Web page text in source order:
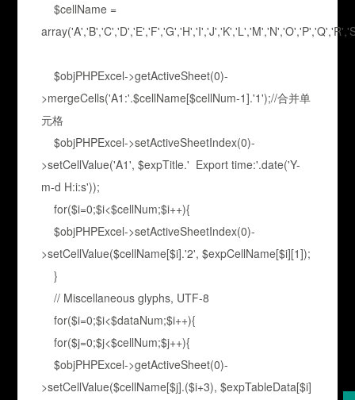
$cellName =
$objPHPExcel->getActiveSheet(0)-
>mergeCells('A1:'.$cellName[$cellNum-1].'1');//合并单
元格
$objPHPExcel->setActiveSheetIndex(0)-
>setCellValue('A1', $expTitle.' Export time:'.date('Y-
m-d H:i:s'));
for($i=0;$i<$cellNum;$i++){
$objPHPExcel->setActiveSheetIndex(0)-
>setCellValue($cellName[$i].'2', $expCellName[$i][1]);
}
// Miscellaneous glyphs, UTF-8
for($i=0;$i<$dataNum;$i++){
for($j=0;$j<$cellNum;$j++){
$objPHPExcel->getActiveSheet(0)-
>setCellValue($cellName[$j].($i+3), $expTableData[$i]